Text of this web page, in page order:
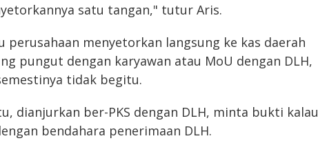
satu tangan," tutur Aris.
perusahaan menyetorkan langsung ke kas daerah
pungut dengan karyawan atau MoU dengan DLH,
tidak begitu.
dianjurkan ber-PKS dengan DLH, minta bukti kalau
bendahara penerimaan DLH.